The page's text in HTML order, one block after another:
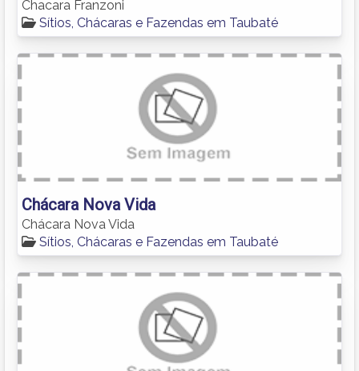
Chacara Franzoni
Sítios, Chácaras e Fazendas em Taubaté
Chácara Nova Vida
Chácara Nova Vida
Sítios, Chácaras e Fazendas em Taubaté